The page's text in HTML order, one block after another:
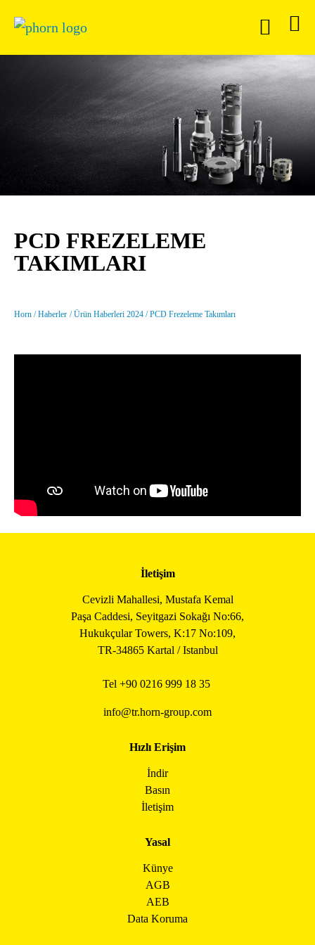
PCD FREZELEME
TAKIMLARI
Horn Haberler Ürün Haberleri 2024 PCD Frezeleme Takımları
İletişim
Cevizli Mahallesi, Mustafa Kemal
Paşa Caddesi, Seyitgazi Sokağı No:66,
Hukukçular Towers, K:17 No:109,
TR-34865 Kartal / Istanbul
Tel +90 0216 999 18 35
info@tr.horn-group.com
Hızlı Erişim
İndir
Basın
İletişim
Yasal
Künye
AGB
AEB
Data Koruma